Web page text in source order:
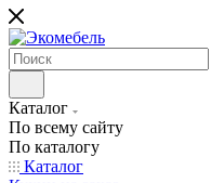
Каталог
По всему сайту
По каталогу
Каталог